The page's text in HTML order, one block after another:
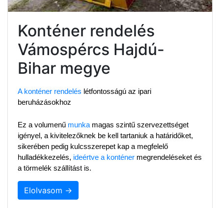
Konténer rendelés
Vámospércs Hajdú-
Bihar megye
A konténer rendelés létfontosságú az ipari
beruházásokhoz
Ez a volumenű munka magas szintű szervezettséget
igényel, a kivitelezőknek be kell tartaniuk a határidőket,
sikerében pedig kulcsszerepet kap a megfelelő
hulladékkezelés, ideértve a konténer megrendeléseket és
a törmelék szállítást is.
Elolvasom →